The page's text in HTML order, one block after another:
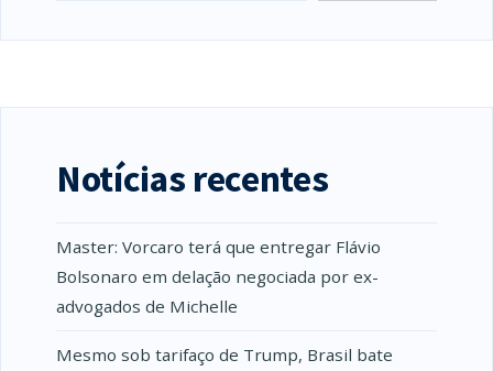
Notícias recentes
Master: Vorcaro terá que entregar Flávio
Bolsonaro em delação negociada por ex-
advogados de Michelle
Mesmo sob tarifaço de Trump, Brasil bate